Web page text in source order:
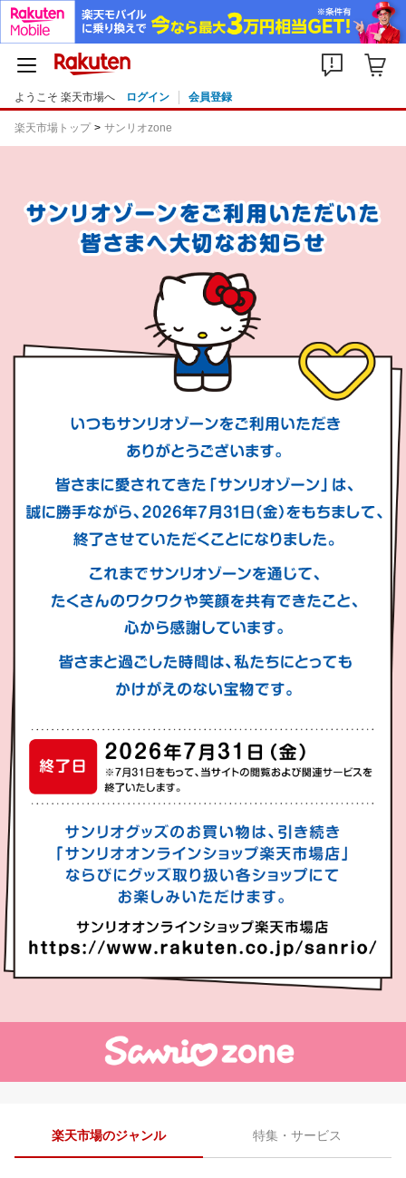
ようこそ 楽天市場へ ログイン 会員登録
楽天市場トップ サンリオzone
楽天市場のジャンル 特集・サービス